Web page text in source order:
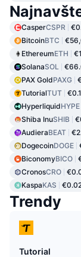
CasperCSPR
BitcoinBTC
EthereumETH
SolanaSOL
PAX GoldPAXG
TutorialTUT
HyperliquidHYPE
Shiba InuSHIB
AudieraBEAT
DogecoinDOGE
BiconomyBICO
CronosCRO
KaspaKAS
Trendy
Tutorial